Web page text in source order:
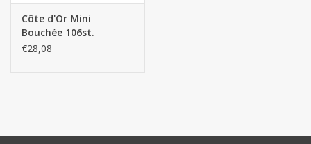
Côte d'Or Mini
Bouchée 106st.
€28,08